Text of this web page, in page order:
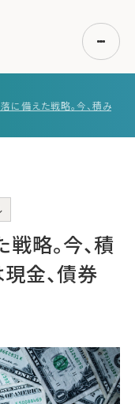
略。今、積
金、債券